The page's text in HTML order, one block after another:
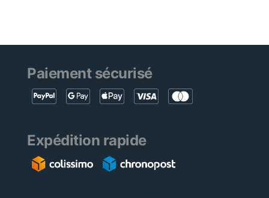
Paiement sécurisé
Expédition rapide